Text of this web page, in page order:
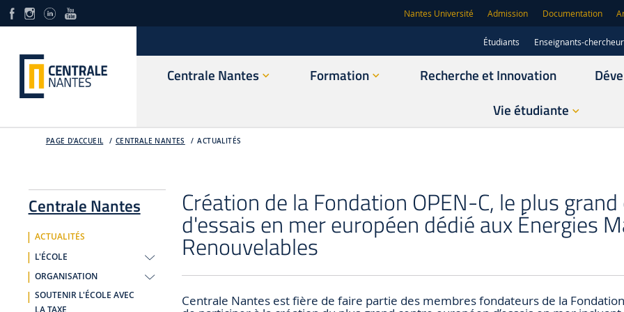
Nantes Université Admission Documentation
Étudiants Enseignants-
Centrale Nantes Formation Recherche et Innovation
Vie étudiante
PAGE D'ACCUEIL CENTRALE NANTES ACTUALITÉS
Centrale Nantes
ACTUALITÉS
L'ÉCOLE
ORGANISATION
SOUTENIR L'ÉCOLE AVEC
LA TAXE
Création de la Fondation OPEN-C, le plus
d'essais en mer européen dédié aux Énergies
Renouvelables
Centrale Nantes est fière de faire partie des membres fondateurs de la Fondation